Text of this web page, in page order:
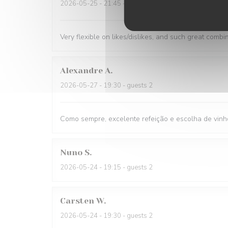
2026-05-25 - 21:45 - guests 1
Very flexible on likes/dislikes, and such great
Alexandre A
2026-05-27 - 19:30 - guests 2
Como sempre, excelente refeição e escolha de
Nuno S
2026-05-24 - 19:15 - guests 2
Carsten W
2026-05-24 - 19:30 - guests 2